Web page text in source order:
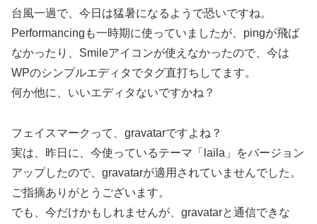
台風一過で、今日は猛暑になるようで恐いですね。
Performancingも一時期に使っていましたが、pingが飛ば
なかったり、Smileアイコンが使えなかったので、今は
WPのシンプルエディタでタグ直打ちしてます。
何か他に、いいエディタないですかね？
フェイスマークって、gravatarですよね？
実は、昨日に、今使っているテーマ「laila」をバージョン
アップしたので、gravatarが適用されていませんでした。
ご指摘ありがとうございます。
でも、今だけかもしれませんが、gravatarと通信できな